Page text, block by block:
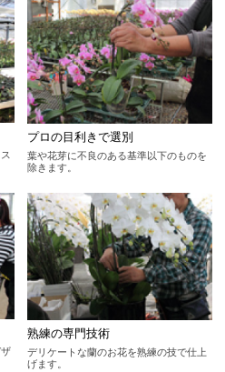
プロの目利きで選別
葉や花芽に不良のある基準以下のものを
除きます。
熟練の専門技術
デリケートな蘭のお花を熟練の技で仕上
げます。